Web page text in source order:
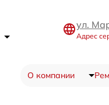
ул.
Адрес
О компании